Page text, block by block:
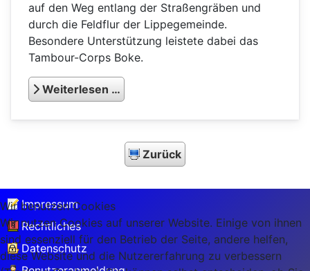
auf den Weg entlang der Straßengräben und
durch die Feldflur der Lippegemeinde.
Besondere Unterstützung leistete dabei das
Tambour-Corps Boke.
Weiterlesen …
Zurück
Impressum
Rechtliches
Datenschutz
Wir benutzen Cookies
Wir nutzen Cookies auf unserer Website. Einige von ihnen
sind essenziell für den Betrieb der Seite, andere helfen,
diese Website und die Nutzererfahrung zu verbessern